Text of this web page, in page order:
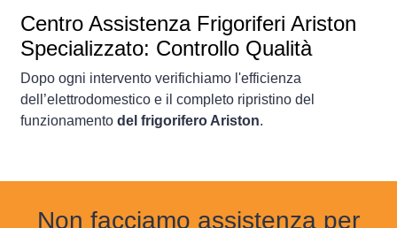
Centro Assistenza Frigoriferi Ariston
Specializzato: Controllo Qualità
Dopo ogni intervento verifichiamo l'efficienza
dell’elettrodomestico e il completo ripristino del
funzionamento del frigorifero Ariston.
Non facciamo assistenza per